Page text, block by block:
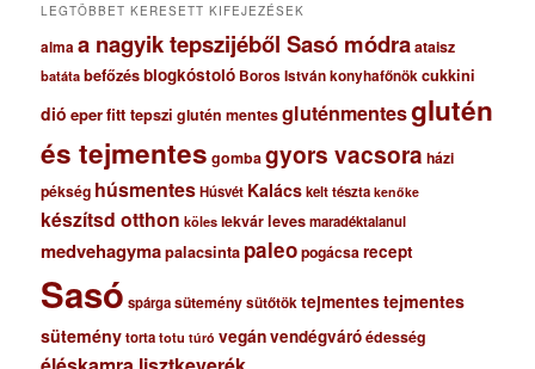
LEGTÖBBET KERESETT KIFEJEZÉSEK
almaa nagyik tepszijéből Sasó módraataisz
batáta befőzésblogkóstoló Boros István konyhafőnökcukkini
dió eperfitt tepszi glutén mentesgluténmentesglutén
és tejmentes gombagyors vacsora házi
pékség húsmentesHúsvét Kalácskelt tészta kenőke
készítsd otthon köles lekvárlevesmaradéktalanul
medvehagymapalacsinta paleopogácsarecept
Sasó spárgasüteménysütőtöktejmentestejmentes
süteménytorta totu túró vegánvendégváróédesség